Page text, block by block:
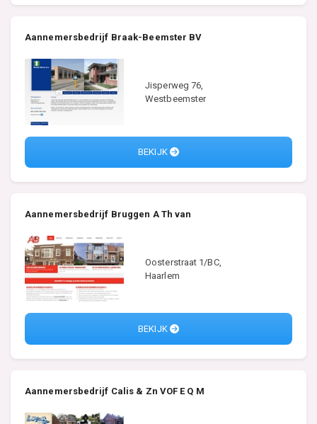
Aannemersbedrijf Braak-Beemster BV
Jisperweg 76,
Westbeemster
BEKIJK
Aannemersbedrijf Bruggen A Th van
Oosterstraat 1/BC,
Haarlem
BEKIJK
Aannemersbedrijf Calis & Zn VOF E Q M